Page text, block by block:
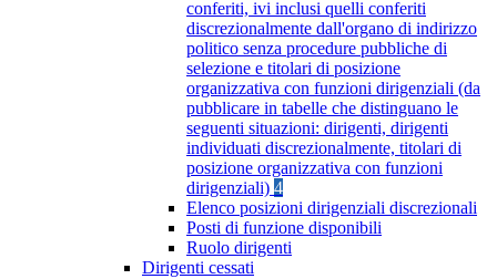
conferiti, ivi inclusi quelli conferiti
discrezionalmente dall'organo di indirizzo
politico senza procedure pubbliche di
selezione e titolari di posizione
organizzativa con funzioni dirigenziali (da
pubblicare in tabelle che distinguano le
seguenti situazioni: dirigenti, dirigenti
individuati discrezionalmente, titolari di
posizione organizzativa con funzioni
dirigenziali) 4
Elenco posizioni dirigenziali discrezionali
Posti di funzione disponibili
Ruolo dirigenti
Dirigenti cessati